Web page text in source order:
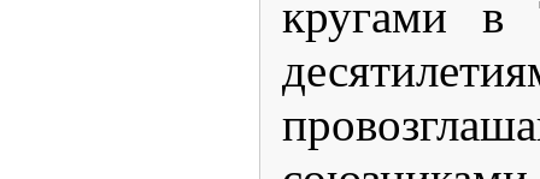
кругами в